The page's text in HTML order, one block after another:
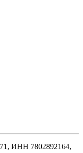
ИНН 7802892164,